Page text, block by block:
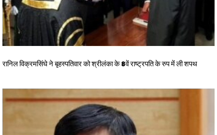
रानिल विक्रमसिंघे ने बृहस्पतिवार को श्रीलंका के 8वें राष्ट्रपति के रुप में ली शपथ